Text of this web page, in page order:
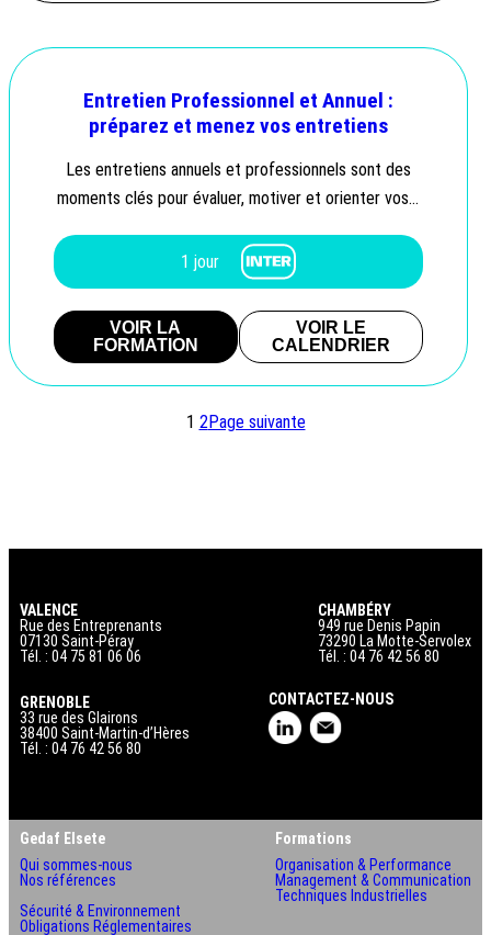
Entretien Professionnel et Annuel :
préparez et menez vos entretiens
Les entretiens annuels et professionnels sont des
moments clés pour évaluer, motiver et orienter vos…
1 jour
VOIR LA
FORMATION
VOIR LE
CALENDRIER
1 2Page suivante
VALENCE
Rue des Entreprenants
07130 Saint-Péray
Tél. : 04 75 81 06 06
CHAMBÉRY
949 rue Denis Papin
73290 La Motte-Servolex
Tél. : 04 76 42 56 80
GRENOBLE
33 rue des Glairons
38400 Saint-Martin-d’Hères
Tél. : 04 76 42 56 80
CONTACTEZ-NOUS
Gedaf Elsete
Qui sommes-nous
Nos références
Formations
Organisation & Performance
Management & Communication
Techniques Industrielles
Sécurité & Environnement
Obligations Réglementaires